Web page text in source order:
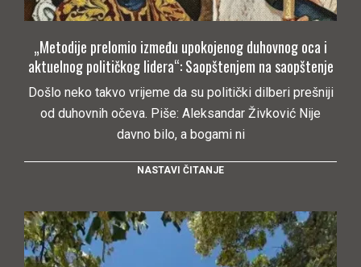
„Metodije prelomio između upokojenog duhovnog oca i
aktuelnog političkog lidera“: Saopštenjem na saopštenje
Došlo neko takvo vrijeme da su politički dilberi prešniji
od duhovnih očeva. Piše: Aleksandar Živković Nije
davno bilo, a bogami ni
NASTAVI ČITANJE